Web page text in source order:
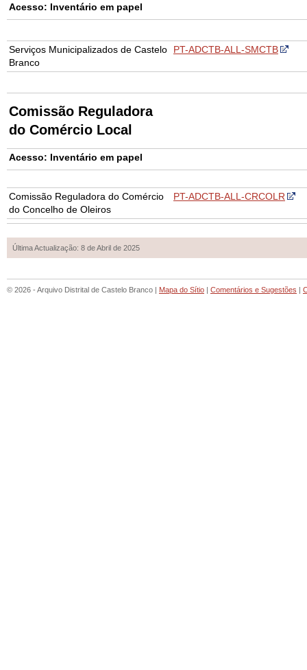
Acesso: Inventário em papel
Serviços Municipalizados de Castelo
Branco
PT-ADCTB-ALL-SMCTB
Comissão Reguladora
do Comércio Local
Acesso: Inventário em papel
Comissão Reguladora do Comércio
do Concelho de Oleiros
PT-ADCTB-ALL-CRCOLR
Última Actualização: 8 de Abril de 2025
© 2026 - Arquivo Distrital de Castelo Branco | Mapa do Sítio | Comentários e Sugestões |